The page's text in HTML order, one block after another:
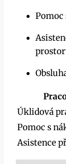
Úklidová
Pomoc s
Asistence